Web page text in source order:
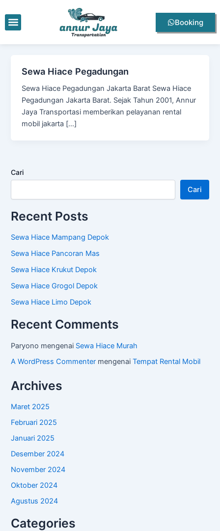
ke
konten
Menu Booking
Sewa Hiace Pegadungan
Sewa Hiace Pegadungan Jakarta Barat Sewa Hiace
Pegadungan Jakarta Barat. Sejak Tahun 2001, Annur
Jaya Transportasi memberikan pelayanan rental
mobil jakarta […]
Cari
Cari
Recent Posts
Sewa Hiace Mampang Depok
Sewa Hiace Pancoran Mas
Sewa Hiace Krukut Depok
Sewa Hiace Grogol Depok
Sewa Hiace Limo Depok
Recent Comments
Paryono mengenai Sewa Hiace Murah
A WordPress Commenter mengenaiTempat Rental Mobil
Archives
Maret 2025
Februari 2025
Januari 2025
Desember 2024
November 2024
Oktober 2024
Agustus 2024
Categories